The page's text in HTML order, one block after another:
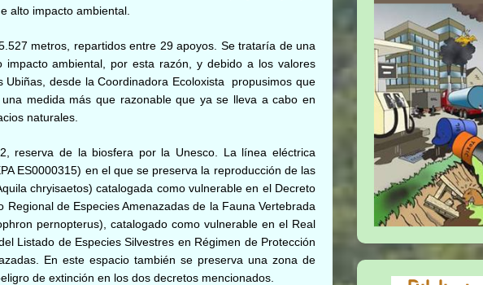
alto impacto ambiental.
metros, repartidos entre 29 apoyos. Se trataría de una
ambiental, por esta razón, y debido a los valores
desde la Coordinadora Ecoloxista propusimos que
medida más que razonable que ya se lleva a cabo en
naturales.
reserva de la biosfera por la Unesco. La línea eléctrica
ES0000315) en el que se preserva la reproducción de las
chryisaetos) catalogada como vulnerable en el Decreto
de Especies Amenazadas de la Fauna Vertebrada
pernopterus), catalogado como vulnerable en el Real
Listado de Especies Silvestres en Régimen de Protección
En este espacio también se preserva una zona de
de extinción en los dos decretos mencionados.